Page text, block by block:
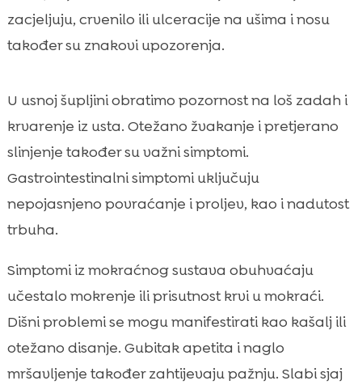
zacjeljuju, crvenilo ili ulceracije na ušima i nosu
također su znakovi upozorenja.
U usnoj šupljini obratimo pozornost na loš zadah i
krvarenje iz usta. Otežano žvakanje i pretjerano
slinjenje također su važni simptomi.
Gastrointestinalni simptomi uključuju
nepojasnjeno povraćanje i proljev, kao i nadutost
trbuha.
Simptomi iz mokraćnog sustava obuhvaćaju
učestalo mokrenje ili prisutnost krvi u mokraći.
Dišni problemi se mogu manifestirati kao kašalj ili
otežano disanje. Gubitak apetita i naglo
mršavljenje također zahtijevaju pažnju. Slabi sjaj